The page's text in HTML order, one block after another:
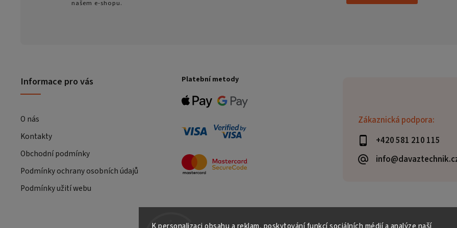
Zákaznická podpora:
+420 581 210 115
našem e-shopu.
Informace pro vás
O nás
Kontakty
Obchodní podmínky
Podmínky ochrany osobních údajů
Podmínky užití webu
Platební metody